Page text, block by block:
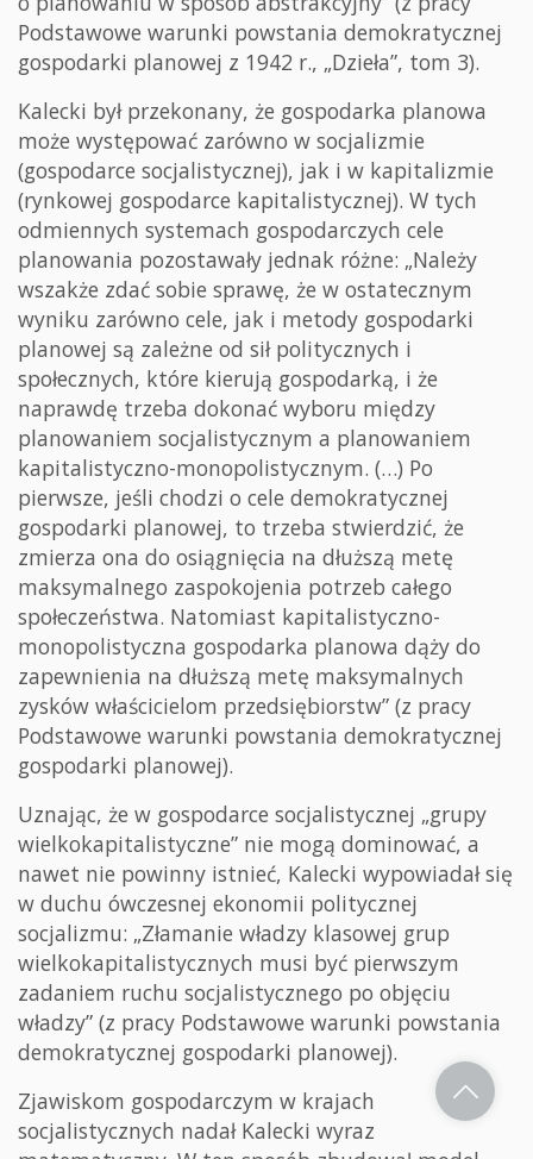
Podstawowe warunki powstania demokratycznej
gospodarki planowej z 1942 r., „Dzieła”, tom 3).
Kalecki był przekonany, że gospodarka planowa
może występować zarówno w socjalizmie
(gospodarce socjalistycznej), jak i w kapitalizmie
(rynkowej gospodarce kapitalistycznej). W tych
odmiennych systemach gospodarczych cele
planowania pozostawały jednak różne: „Należy
wszakże zdać sobie sprawę, że w ostatecznym
wyniku zarówno cele, jak i metody gospodarki
planowej są zależne od sił politycznych i
społecznych, które kierują gospodarką, i że
naprawdę trzeba dokonać wyboru między
planowaniem socjalistycznym a planowaniem
kapitalistyczno-monopolistycznym. (…) Po
pierwsze, jeśli chodzi o cele demokratycznej
gospodarki planowej, to trzeba stwierdzić, że
zmierza ona do osiągnięcia na dłuższą metę
maksymalnego zaspokojenia potrzeb całego
społeczeństwa. Natomiast kapitalistyczno-
monopolistyczna gospodarka planowa dąży do
zapewnienia na dłuższą metę maksymalnych
zysków właścicielom przedsiębiorstw” (z pracy
Podstawowe warunki powstania demokratycznej
gospodarki planowej).
Uznając, że w gospodarce socjalistycznej „grupy
wielkokapitalistyczne” nie mogą dominować, a
nawet nie powinny istnieć, Kalecki wypowiadał się
w duchu ówczesnej ekonomii politycznej
socjalizmu: „Złamanie władzy klasowej grup
wielkokapitalistycznych musi być pierwszym
zadaniem ruchu socjalistycznego po objęciu
władzy” (z pracy Podstawowe warunki powstania
demokratycznej gospodarki planowej).
Zjawiskom gospodarczym w krajach
socjalistycznych nadał Kalecki wyraz